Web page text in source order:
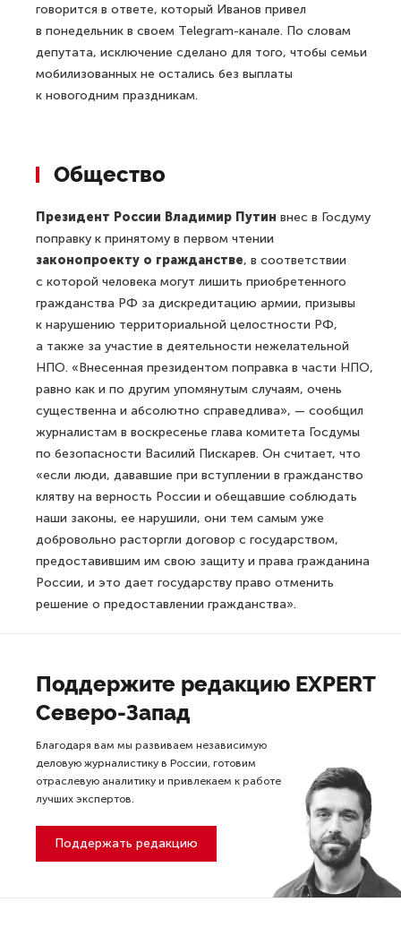
говорится в ответе, который Иванов привел
в понедельник в своем Telegram-канале. По словам
депутата, исключение сделано для того, чтобы семьи
мобилизованных не остались без выплаты
к новогодним праздникам.
Общество
Президент России Владимир Путин внес в Госдуму
поправку к принятому в первом чтении
законопроекту о гражданстве, в соответствии
с которой человека могут лишить приобретенного
гражданства РФ за дискредитацию армии, призывы
к нарушению территориальной целостности РФ,
а также за участие в деятельности нежелательной
НПО. «Внесенная президентом поправка в части НПО,
равно как и по другим упомянутым случаям, очень
существенна и абсолютно справедлива», — сообщил
журналистам в воскресенье глава комитета Госдумы
по безопасности Василий Пискарев. Он считает, что
«если люди, дававшие при вступлении в гражданство
клятву на верность России и обещавшие соблюдать
наши законы, ее нарушили, они тем самым уже
добровольно расторгли договор с государством,
предоставившим им свою защиту и права гражданина
России, и это дает государству право отменить
решение о предоставлении гражданства».
Поддержите редакцию EXPERT
Северо-Запад
Благодаря вам мы развиваем независимую
деловую журналистику в России, готовим
отраслевую аналитику и привлекаем к работе
лучших экспертов.
Поддержать редакцию